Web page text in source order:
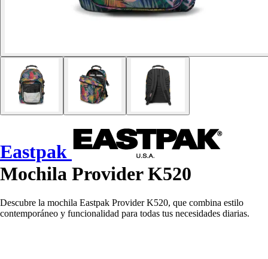
Eastpak
Mochila Provider K520
Descubre la mochila Eastpak Provider K520, que combina estilo
contemporáneo y funcionalidad para todas tus necesidades diarias.